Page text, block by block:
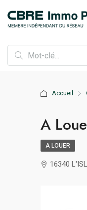
Accueil
A
A LOUER
16340